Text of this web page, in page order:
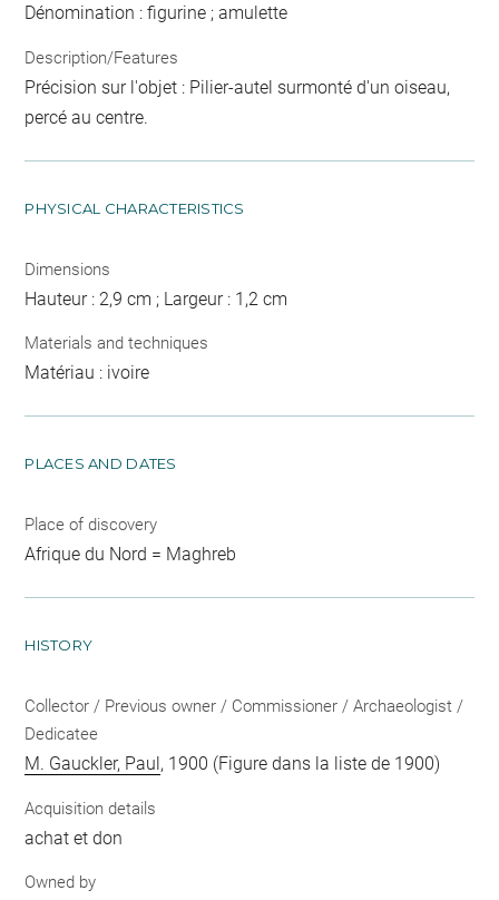
Dénomination : figurine ; amulette
Description/Features
Précision sur l'objet : Pilier-autel surmonté d'un oiseau,
percé au centre.
PHYSICAL CHARACTERISTICS
Dimensions
Hauteur : 2,9 cm ; Largeur : 1,2 cm
Materials and techniques
Matériau : ivoire
PLACES AND DATES
Place of discovery
Afrique du Nord = Maghreb
HISTORY
Collector / Previous owner / Commissioner / Archaeologist /
Dedicatee
M. Gauckler, Paul, 1900 (Figure dans la liste de 1900)
Acquisition details
achat et don
Owned by